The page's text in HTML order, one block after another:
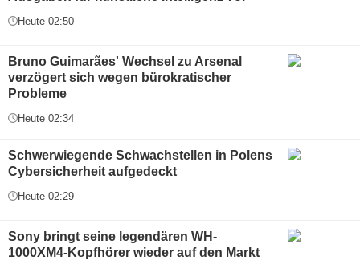
Heute 02:50
Bruno Guimarães' Wechsel zu Arsenal
verzögert sich wegen bürokratischer
Probleme
Heute 02:34
Schwerwiegende Schwachstellen in Polens
Cybersicherheit aufgedeckt
Heute 02:29
Sony bringt seine legendären WH-
1000XM4-Kopfhörer wieder auf den Markt